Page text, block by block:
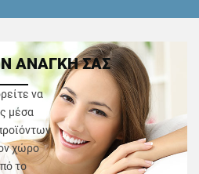
ΑΝΑΓΚΗ ΣΑΣ
να
μέσα
χώρο
το